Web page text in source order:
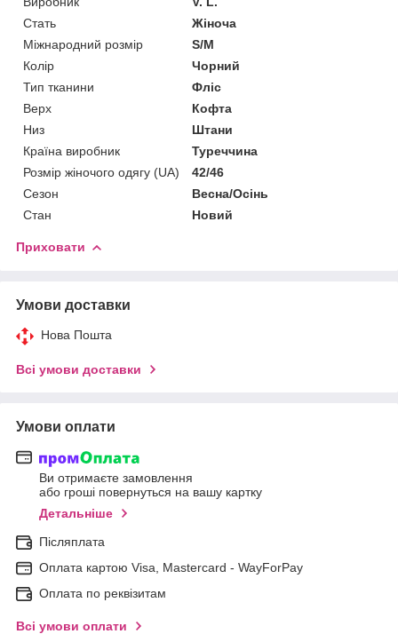
Стать
Жіноча
Міжнародний розмір
S/M
Колір
Чорний
Тип тканини
Фліс
Верх
Кофта
Низ
Штани
Країна виробник
Туреччина
Розмір жіночого одягу (UA)
42/46
Сезон
Весна/Осінь
Стан
Новий
Приховати
Умови доставки
Нова Пошта
Всі умови доставки
Умови оплати
Ви отримаєте замовлення
або гроші повернуться на вашу картку
Детальніше
Післяплата
Оплата картою Visa, Mastercard - WayForPay
Оплата по реквізитам
Всі умови оплати